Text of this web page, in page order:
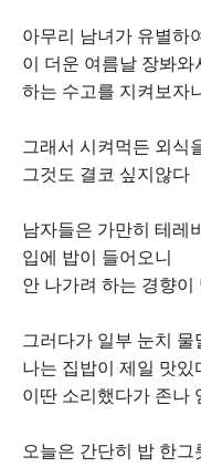
아무리 남녀가 유별하
이 더운 여름날 장봐
하는 수고를 지켜보자
그래서 시켜먹든 외식
그것도 결코 싶지않다
남자들은 가만히 테레
입에 밥이 들어오니
안 나가려 하는 경향이
그러다가 일부 눈치
나는 집밥이 제일 맛있
이딴 소리했다가 존나
오늘은 간단히 밥 한